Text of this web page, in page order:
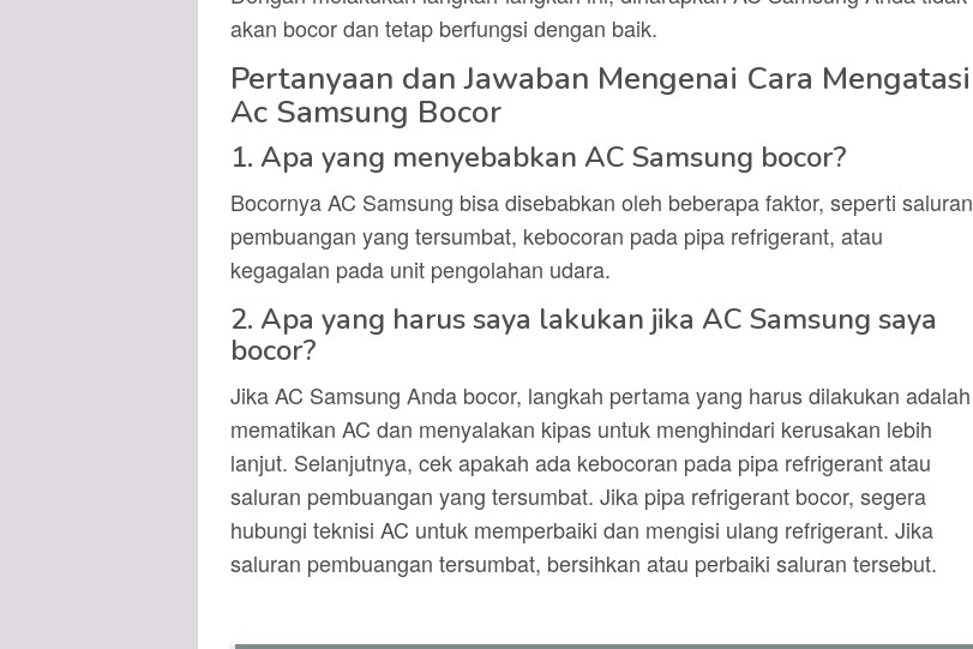
akan bocor dan tetap berfungsi dengan baik.
Pertanyaan dan Jawaban Mengenai Cara Mengatasi
Ac Samsung Bocor
1. Apa yang menyebabkan AC Samsung bocor?
Bocornya AC Samsung bisa disebabkan oleh beberapa faktor, seperti saluran
pembuangan yang tersumbat, kebocoran pada pipa refrigerant, atau
kegagalan pada unit pengolahan udara.
2. Apa yang harus saya lakukan jika AC Samsung saya
bocor?
Jika AC Samsung Anda bocor, langkah pertama yang harus dilakukan adalah
mematikan AC dan menyalakan kipas untuk menghindari kerusakan lebih
lanjut. Selanjutnya, cek apakah ada kebocoran pada pipa refrigerant atau
saluran pembuangan yang tersumbat. Jika pipa refrigerant bocor, segera
hubungi teknisi AC untuk memperbaiki dan mengisi ulang refrigerant. Jika
saluran pembuangan tersumbat, bersihkan atau perbaiki saluran tersebut.